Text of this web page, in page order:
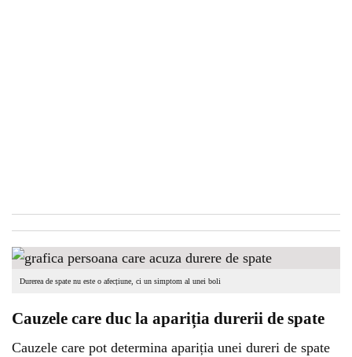
Durerea de spate nu este o afecțiune, ci un simptom al unei boli
Cauzele care duc la apariția durerii de spate
Cauzele care pot determina apariția unei dureri de spate